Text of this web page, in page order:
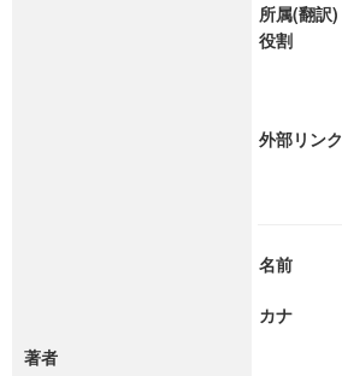
著者
所属(翻訳)
役割
外部リンク
名前
カナ